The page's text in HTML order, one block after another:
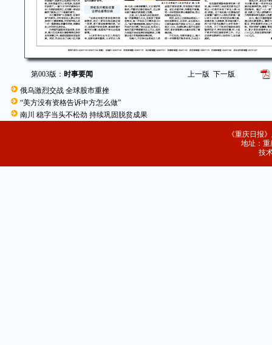
第003版： 时事要闻 上一版 下一版
俄乌激烈交战 全球股市重挫
“美方没有资格告诉中方怎么做”
南川 稳字当头不松劲 持续巩固脱贫成果
《重庆日报
地址：重
技